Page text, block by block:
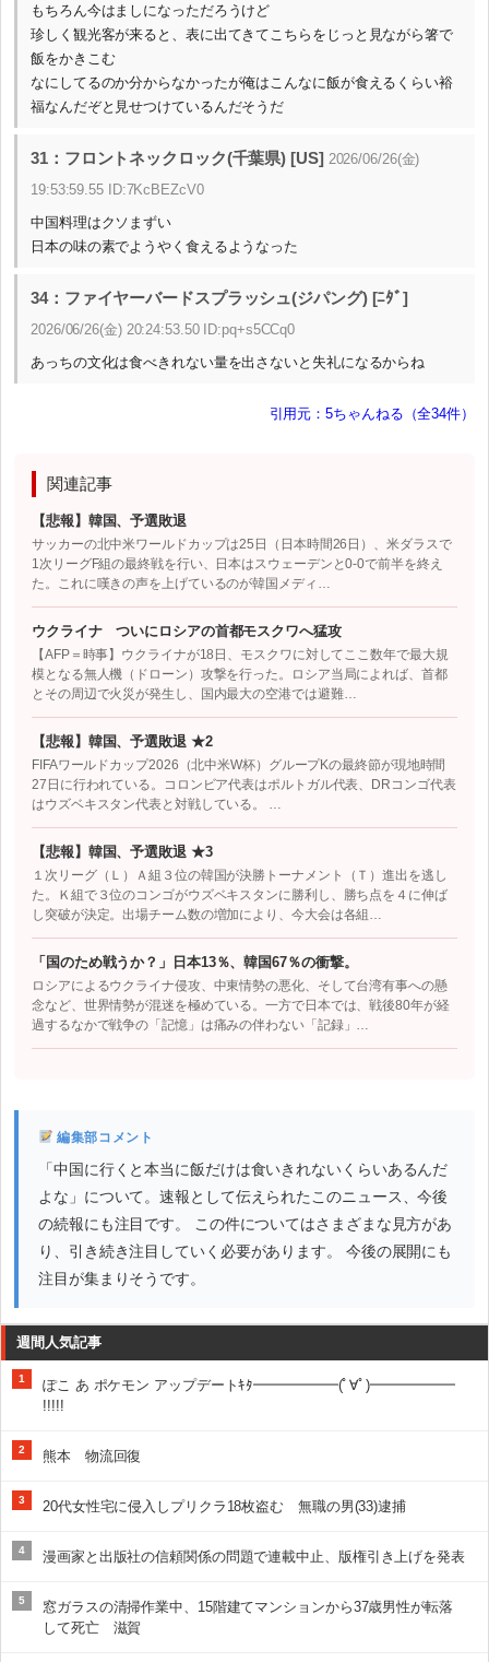
もちろん今はましになっただろうけど
珍しく観光客が来ると、表に出てきてこちらをじっと見ながら箸で
飯をかきこむ
なにしてるのか分からなかったが俺はこんなに飯が食えるくらい裕
福なんだぞと見せつけているんだそうだ
31：フロントネックロック(千葉県) [US] 2026/06/26(金)
19:53:59.55 ID:7KcBEZcV0
中国料理はクソまずい
日本の味の素でようやく食えるようなった
34：ファイヤーバードスプラッシュ(ジパング) [ﾆﾀﾞ]
2026/06/26(金) 20:24:53.50 ID:pq+s5CCq0
あっちの文化は食べきれない量を出さないと失礼になるからね
引用元：5ちゃんねる（全34件）
関連記事
【悲報】韓国、予選敗退
サッカーの北中米ワールドカップは25日（日本時間26日）、米ダラスで
1次リーグF組の最終戦を行い、日本はスウェーデンと0-0で前半を終え
た。これに嘆きの声を上げているのが韓国メディ…
ウクライナ ついにロシアの首都モスクワへ猛攻
【AFP＝時事】ウクライナが18日、モスクワに対してここ数年で最大規
模となる無人機（ドローン）攻撃を行った。ロシア当局によれば、首都
とその周辺で火災が発生し、国内最大の空港では避難…
【悲報】韓国、予選敗退 ★2
FIFAワールドカップ2026（北中米W杯）グループKの最終節が現地時間
27日に行われている。コロンビア代表はポルトガル代表、DRコンゴ代表
はウズベキスタン代表と対戦している。 …
【悲報】韓国、予選敗退 ★3
１次リーグ（Ｌ）Ａ組３位の韓国が決勝トーナメント（Ｔ）進出を逃し
た。Ｋ組で３位のコンゴがウズベキスタンに勝利し、勝ち点を４に伸ば
し突破が決定。出場チーム数の増加により、今大会は各組…
「国のため戦うか？」日本13％、韓国67％の衝撃。
ロシアによるウクライナ侵攻、中東情勢の悪化、そして台湾有事への懸
念など、世界情勢が混迷を極めている。一方で日本では、戦後80年が経
過するなかで戦争の「記憶」は痛みの伴わない「記録」…
編集部コメント
「中国に行くと本当に飯だけは食いきれないくらいあるんだ
よな」について。速報として伝えられたこのニュース、今後
の続報にも注目です。 この件についてはさまざまな見方があ
り、引き続き注目していく必要があります。 今後の展開にも
注目が集まりそうです。
週間人気記事
1
ぽこ あ ポケモン アップデートｷﾀ━━━━━━(ﾟ∀ﾟ)━━━━━━
!!!!!
2 熊本 物流回復
3 20代女性宅に侵入しプリクラ18枚盗む 無職の男(33)逮捕
4 漫画家と出版社の信頼関係の問題で連載中止、版権引き上げを発表
5
窓ガラスの清掃作業中、15階建てマンションから37歳男性が転落
して死亡 滋賀